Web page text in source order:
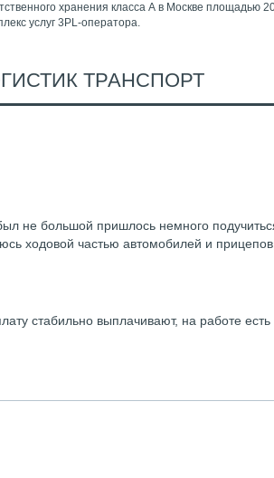
хранения класса А в Москве площадью
услуг 3PL-оператора.
ТРАНСПОРТ
не большой пришлось немного
ходовой частью автомобилей и
стабильно выплачивают, на работе